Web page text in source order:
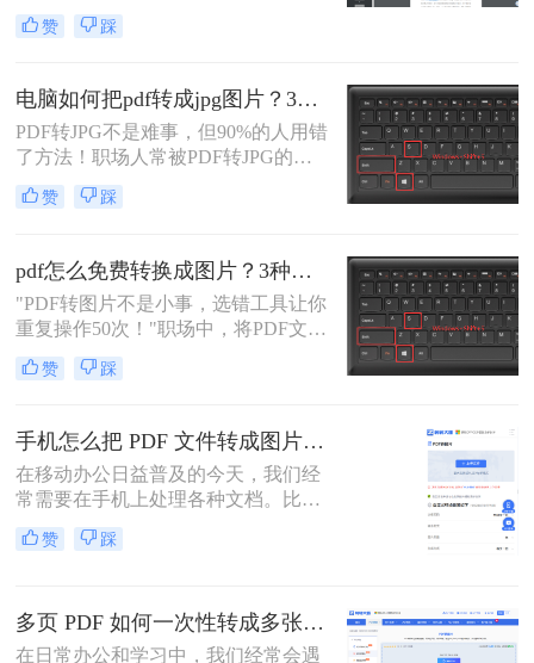
塌。”作为一名深耕电脑办公软件测
评多年的博主，小编每天都在与各种
办公人群和自媒体创作者而言，将一
份精心制作的PDF报告、产品手册或
设计稿，精准无误地转换为JPG图
片，是嵌入PPT、上传网站或进行二
次编辑的常见刚需。
赞 踩
电脑如何把pdf转成jpg图片？3种高效方法，精准转换不踩坑！
PDF转JPG不是难事，但90%的人用错
了方法！职场人常被PDF转JPG的效
率问题困扰：扫描版文档转图片模
糊、批量处理繁琐、安全隐忧频发。
编，我见过太多人因方法不当浪费时
间。
赞 踩
pdf怎么免费转换成图片？3种高效方法实测！
"PDF转图片不是小事，选错工具让你
重复操作50次！"职场中，将PDF文档
快速转为清晰图片是高频刚需——会
议截图、社交媒体配图、技术文档存
公族曾陷入“转换后模糊不清、手动
调整耗时”的困境。
赞 踩
手机怎么把 PDF 文件转成图片？4种高效方法实测推荐
在移动办公日益普及的今天，我们经
常需要在手机上处理各种文档。比如
收到电子发票、合同或者学习资料是
PDF格式，但对方要求发送JPG图
片。
赞 踩
多页 PDF 如何一次性转成多张图片？高效方法全解析！
在日常办公和学习中，我们经常会遇